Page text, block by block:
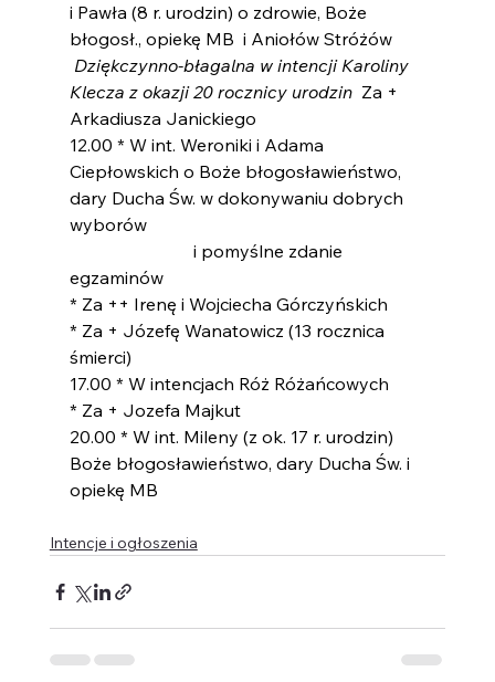
i Pawła (8 r. urodzin) o zdrowie, Boże
błogosł., opiekę MB  i Aniołów Stróżów
Klecza z okazji 20 rocznicy urodzin Za +
Arkadiusza Janickiego
12.00 * W int. Weroniki i Adama
Ciepłowskich o Boże błogosławieństwo,
dary Ducha Św. w dokonywaniu dobrych
wyborów
i pomyślne zdanie
egzaminów
* Za ++ Irenę i Wojciecha Górczyńskich
* Za + Józefę Wanatowicz (13 rocznica
śmierci)
17.00 * W intencjach Róż Różańcowych
* Za + Jozefa Majkut
20.00 * W int. Mileny (z ok. 17 r. urodzin)
Boże błogosławieństwo, dary Ducha Św. i
opiekę MB
Intencje i ogłoszenia